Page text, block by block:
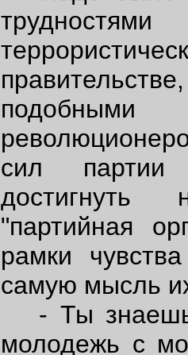
подобными
сил партии
достигнуть
"партийная
рамки
самую мысль
- Ты
молодежь с